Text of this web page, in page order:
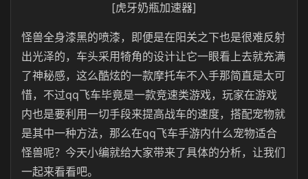
[虎牙奶瓶加速器]
怪兽全身漆黑的喷漆，即便是在阳关之下也是很难反射
出光泽的，车头采用犄角的设计让它一眼看上去就充满
了神秘感，这么酷炫的一款摩托车不入手那简直是太可
惜，不过qq飞车毕竟是一款竞速类游戏，玩家在游戏
内也是要利用一切手段来提高战车的速度，搭配宠物就
是其中一种方法，那么在qq飞车手游内什么宠物适合
怪兽呢？今天小编就给大家带来了具体的分析，让我们
一起来看看吧。